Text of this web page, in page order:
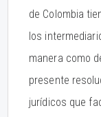
de Colombia
los
manera como
presente
jurídicos que